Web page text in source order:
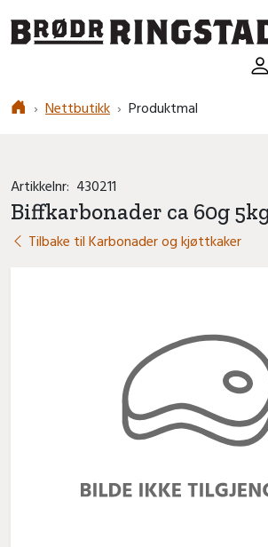
Nettbutikk
Produktmal
Artikkelnr: 430211
Biffkarbonader ca 60g
Tilbake til Karbonader og kjøttkaker